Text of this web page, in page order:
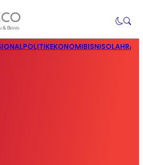
POLITIKEKONOMIBISNIS